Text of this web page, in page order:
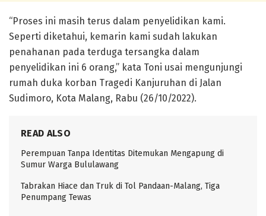
“Proses ini masih terus dalam penyelidikan kami.
Seperti diketahui, kemarin kami sudah lakukan
penahanan pada terduga tersangka dalam
penyelidikan ini 6 orang,” kata Toni usai mengunjungi
rumah duka korban Tragedi Kanjuruhan di Jalan
Sudimoro, Kota Malang, Rabu (26/10/2022).
READ ALSO
Perempuan Tanpa Identitas Ditemukan Mengapung di
Sumur Warga Bululawang
Tabrakan Hiace dan Truk di Tol Pandaan-Malang, Tiga
Penumpang Tewas